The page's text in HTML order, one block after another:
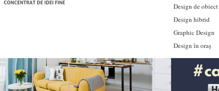
Design de obiect
Design hibrid
Graphic Design
Design în oraș